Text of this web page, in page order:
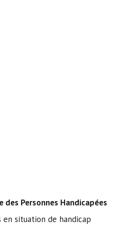
Personnes Handicapées
en situation de handicap